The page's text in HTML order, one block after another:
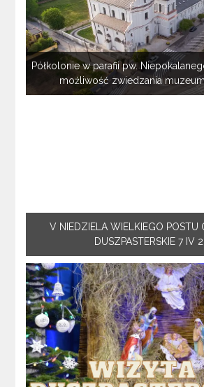
Półkolonie w parafii pw.
możliwość zwiedzania
V NIEDZIELA WIELKIEGO POSTU
DUSZPASTERSKIE 7 IV